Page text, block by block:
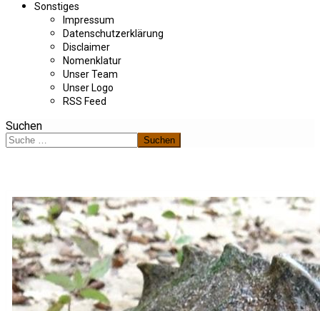
Sonstiges
Impressum
Datenschutzerklärung
Disclaimer
Nomenklatur
Unser Team
Unser Logo
RSS Feed
Suchen
Suchen